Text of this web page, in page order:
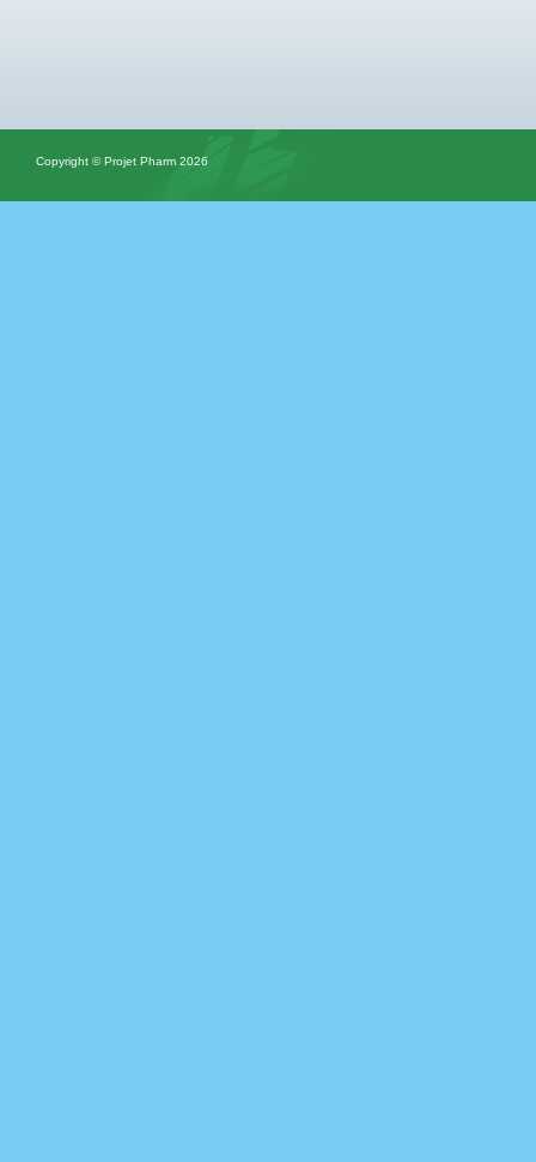
Copyright © Projet Pharm 2026